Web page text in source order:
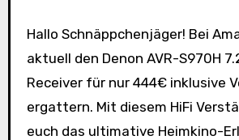
Hallo Schnäppchenjäger! Bei Amazon könnt ihr
aktuell den Denon AVR-S970H
Receiver für nur 444€ inklusive
ergattern. Mit diesem HiFi
euch das ultimative Heimkino-